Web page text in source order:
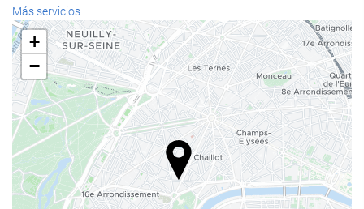
Calefacción
Ascensor
Adaptado para personas con movilidad reducida
Habitaciones No fumadores
Hotel no fumadores
Habitaciones insonorizadas
Servicios de recepción
Recepción 24 horas
Más servicios
+
−